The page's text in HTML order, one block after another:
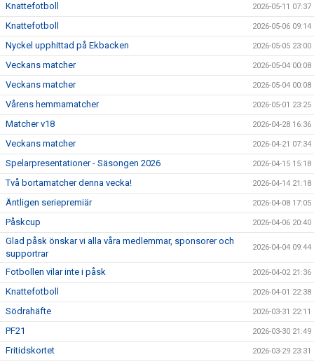
Knattefotboll 2026-05-11 07:37
Knattefotboll 2026-05-06 09:14
Nyckel upphittad på Ekbacken 2026-05-05 23:00
Veckans matcher 2026-05-04 00:08
Veckans matcher 2026-05-04 00:08
Vårens hemmamatcher 2026-05-01 23:25
Matcher v18 2026-04-28 16:36
Veckans matcher 2026-04-21 07:34
Spelarpresentationer - Säsongen 2026 2026-04-15 15:18
Två bortamatcher denna vecka! 2026-04-14 21:18
Äntligen seriepremiär 2026-04-08 17:05
Påskcup 2026-04-06 20:40
Glad påsk önskar vi alla våra medlemmar, sponsorer och
supportrar
2026-04-04 09:44
Fotbollen vilar inte i påsk 2026-04-02 21:36
Knattefotboll 2026-04-01 22:38
Södrahäfte 2026-03-31 22:11
PF21 2026-03-30 21:49
Fritidskortet 2026-03-29 23:31